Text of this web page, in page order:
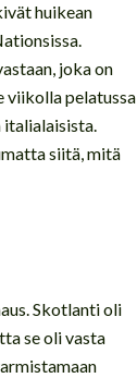
huikean
joka on
viikolla pelatussa
italialaisista.
siitä, mitä
Skotlanti oli
se oli vasta